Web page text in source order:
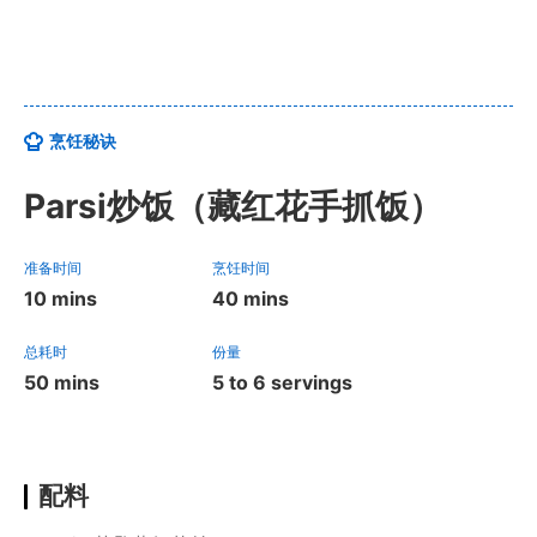
烹饪秘诀
Parsi炒饭（藏红花手抓饭）
准备时间
10 mins
烹饪时间
40 mins
总耗时
50 mins
份量
5 to 6 servings
配料